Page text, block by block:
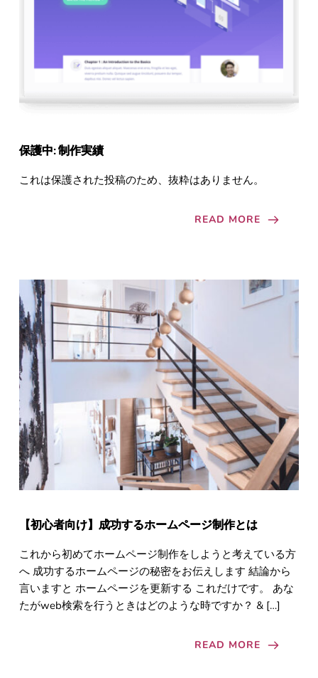
保護中: 制作実績
これは保護された投稿のため、抜粋はありません。
READ MORE
【初心者向け】成功するホームページ制作とは
これから初めてホームページ制作をしようと考えている方
へ 成功するホームページの秘密をお伝えします 結論から
言いますと ホームページを更新する これだけです。 あな
たがweb検索を行うときはどのような時ですか？ & […]
READ MORE